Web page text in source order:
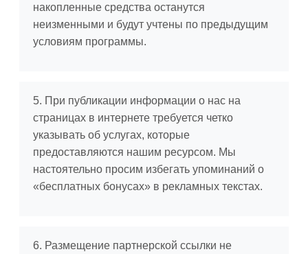
накопленные средства останутся
неизменными и будут учтены по предыдущим
условиям программы.
5. При публикации информации о нас на
страницах в интернете требуется четко
указывать об услугах, которые
предоставляются нашим ресурсом. Мы
настоятельно просим избегать упоминаний о
«бесплатных бонусах» в рекламных текстах.
6. Размещение партнерской ссылки не